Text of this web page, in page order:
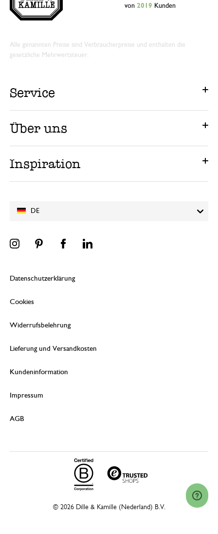
DE
von 2019 Kunden
Alle genannten Preise sind Verbraucherpreise und enthalten die
gesetzliche Mehrwertsteuer.
Service
Über uns
Inspiration
Datenschutzerklärung
Cookies
Widerrufsbelehrung
Lieferung und Versandkosten
Kundeninformation
Impressum
AGB
© 2026 Dille & Kamille (Nederland) B.V.